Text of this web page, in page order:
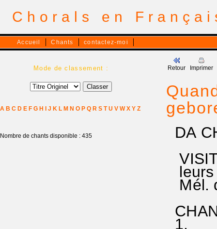
Chorals en
Accueil Chants contactez-moi
Mode de classement :
A B C D E F G H J K L M N O P Q R S T U V W X Y Z
Nombre de chants disponible : 435
Retour Imprimer
DA
Mél.
1.